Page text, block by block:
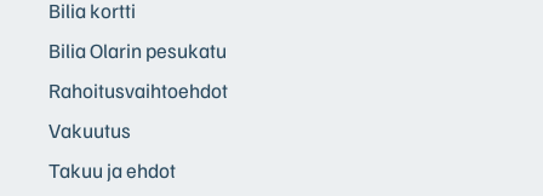
Bilia kortti
Bilia Olarin pesukatu
Rahoitusvaihtoehdot
Vakuutus
Takuu ja ehdot